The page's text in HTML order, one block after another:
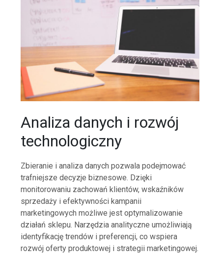
Analiza danych i rozwój
technologiczny
Zbieranie i analiza danych pozwala podejmować
trafniejsze decyzje biznesowe. Dzięki
monitorowaniu zachowań klientów, wskaźników
sprzedaży i efektywności kampanii
marketingowych możliwe jest optymalizowanie
działań sklepu. Narzędzia analityczne umożliwiają
identyfikację trendów i preferencji, co wspiera
rozwój oferty produktowej i strategii marketingowej.